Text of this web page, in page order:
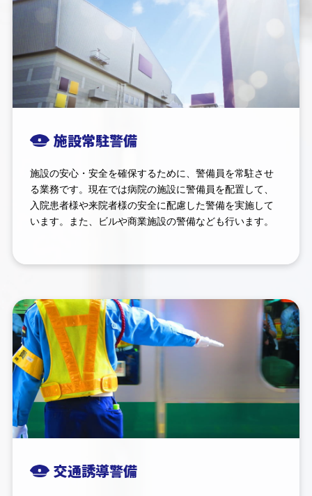
施設常駐警備
施設の安心・安全を確保するために、警備員を常駐させ
る業務です。現在では病院の施設に警備員を配置して、
入院患者様や来院者様の安全に配慮した警備を実施して
います。また、ビルや商業施設の警備なども行います。
交通誘導警備